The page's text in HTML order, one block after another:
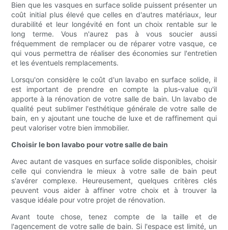
Bien que les vasques en surface solide puissent présenter un
coût initial plus élevé que celles en d'autres matériaux, leur
durabilité et leur longévité en font un choix rentable sur le
long terme. Vous n'aurez pas à vous soucier aussi
fréquemment de remplacer ou de réparer votre vasque, ce
qui vous permettra de réaliser des économies sur l'entretien
et les éventuels remplacements.
Lorsqu'on considère le coût d'un lavabo en surface solide, il
est important de prendre en compte la plus-value qu'il
apporte à la rénovation de votre salle de bain. Un lavabo de
qualité peut sublimer l'esthétique générale de votre salle de
bain, en y ajoutant une touche de luxe et de raffinement qui
peut valoriser votre bien immobilier.
Choisir le bon lavabo pour votre salle de bain
Avec autant de vasques en surface solide disponibles, choisir
celle qui conviendra le mieux à votre salle de bain peut
s'avérer complexe. Heureusement, quelques critères clés
peuvent vous aider à affiner votre choix et à trouver la
vasque idéale pour votre projet de rénovation.
Avant toute chose, tenez compte de la taille et de
l'agencement de votre salle de bain. Si l'espace est limité, un